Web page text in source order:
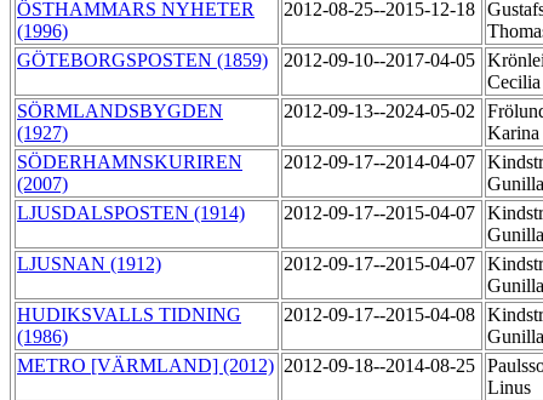
ÖSTHAMMARS NYHETER
(1996)
2012-08-25--2015-12-18
GÖTEBORGSPOSTEN (1859)
2012-09-10--2017-04-05
SÖRMLANDSBYGDEN
(1927)
2012-09-13--2024-05-02
Karina
SÖDERHAMNSKURIREN
(2007)
2012-09-17--2014-04-07
LJUSDALSPOSTEN (1914)
2012-09-17--2015-04-07
LJUSNAN (1912)
2012-09-17--2015-04-07
HUDIKSVALLS TIDNING
(1986)
2012-09-17--2015-04-08
METRO [VÄRMLAND] (2012) 2012-09-18--2014-08-25
Linus